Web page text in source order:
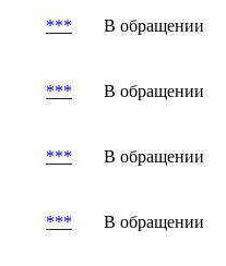
*** В обращении
*** В обращении
*** В обращении
*** В обращении